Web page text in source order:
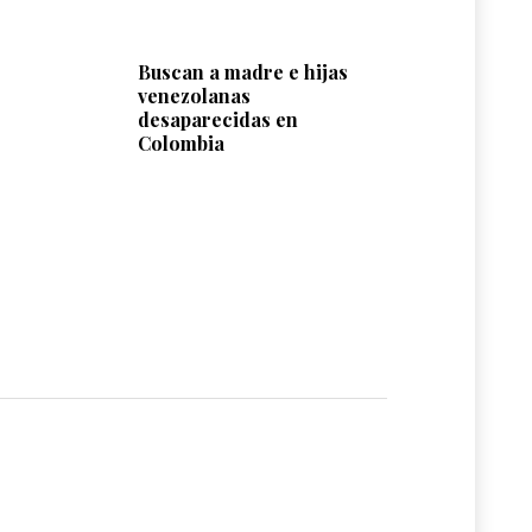
Buscan a madre e hijas
venezolanas
desaparecidas en
Colombia